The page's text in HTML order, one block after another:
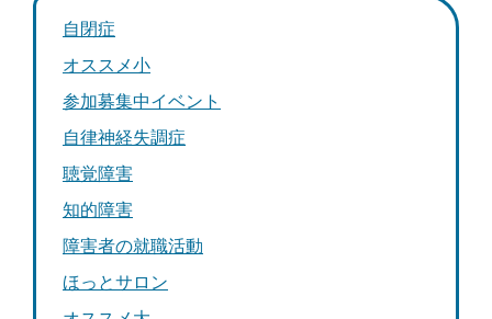
自閉症
オススメ小
参加募集中イベント
自律神経失調症
聴覚障害
知的障害
障害者の就職活動
ほっとサロン